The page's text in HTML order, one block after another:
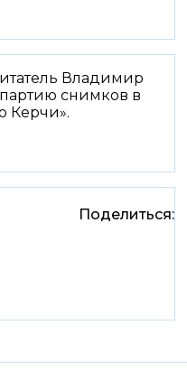
Владимир
снимков в
Керчи».
Поделиться: